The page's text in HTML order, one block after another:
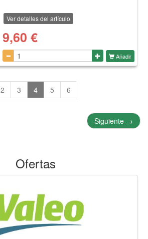
Ver detalles del artículo
9,60 €
Añadir
2 3 4 5 6
Siguiente →
Ofertas